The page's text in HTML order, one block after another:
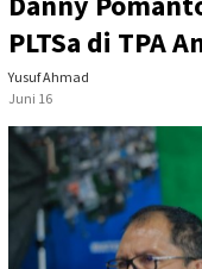
PLTSa di TPA
Yusuf Ahmad
Juni 16